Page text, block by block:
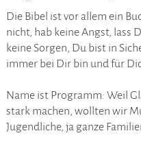
Die Bibel ist vor allem ein
nicht, hab keine Angst, lass
keine Sorgen, Du bist in
immer bei Dir bin und für
Name ist Programm: Weil
stark machen, wollten wir
Jugendliche, ja ganze